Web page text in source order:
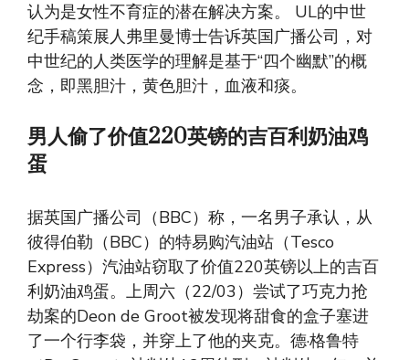
认为是女性不育症的潜在解决方案。 UL的中世
纪手稿策展人弗里曼博士告诉英国广播公司，对
中世纪的人类医学的理解是基于“四个幽默”的概
念，即黑胆汁，黄色胆汁，血液和痰。
男人偷了价值220英镑的吉百利奶油鸡
蛋
据英国广播公司（BBC）称，一名男子承认，从
彼得伯勒（BBC）的特易购汽油站（Tesco
Express）汽油站窃取了价值220英镑以上的吉百
利奶油鸡蛋。上周六（22/03）尝试了巧克力抢
劫案的Deon de Groot被发现将甜食的盒子塞进
了一个行李袋，并穿上了他的夹克。德·格鲁特